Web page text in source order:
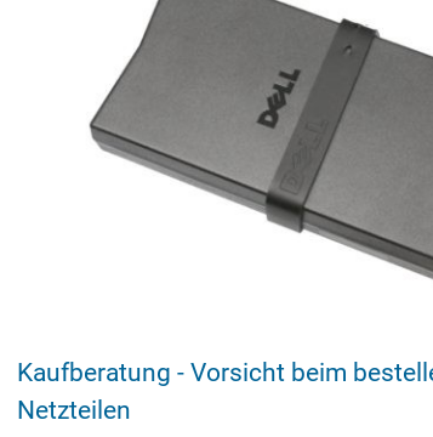
4,5 mm / 2,9 mm
CCC
CE
Kaufberatung - Vorsicht beim
Netzteilen